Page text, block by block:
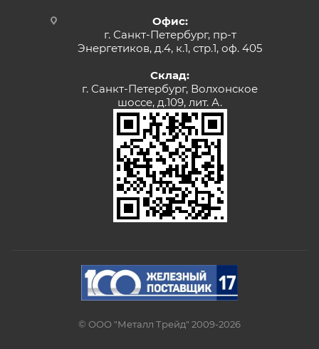
Офис:
г. Санкт-Петербург, пр-т
Энергетиков, д.4, к.1, стр.1, оф. 405
Склад:
г. Санкт-Петербург, Волхонское
шоссе, д.109, лит. А.
© ООО "Металл Трейд" 2009-2026